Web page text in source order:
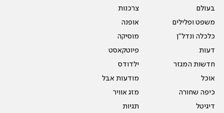
בעולם
משפט ופלילים
כלכלה ונדל"ן
דעות
חדשות המגזר
אוכל
כיפה שחורה
דיגיטל
צרכנות
אופנה
מוסיקה
פיוטקאסט
ילדודס
מודעות אבל
מזג אוויר
תגיות